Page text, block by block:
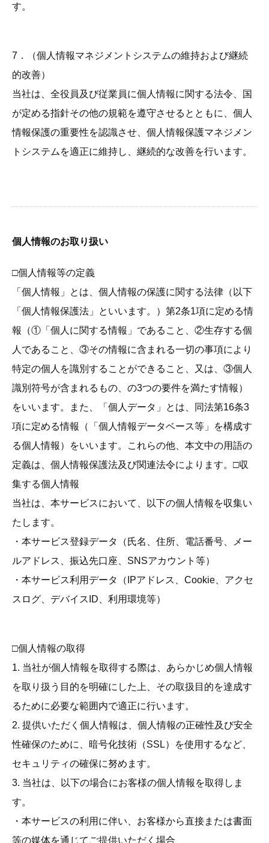
す。
7．（個人情報マネジメントシステムの維持および継続
的改善）
当社は、全役員及び従業員に個人情報に関する法令、国
が定める指針その他の規範を遵守させるとともに、個人
情報保護の重要性を認識させ、個人情報保護マネジメン
トシステムを適正に維持し、継続的な改善を行います。
個人情報のお取り扱い
□個人情報等の定義
「個人情報」とは、個人情報の保護に関する法律（以下
「個人情報保護法」といいます。）第2条1項に定める情
報（①「個人に関する情報」であること、②生存する個
人であること、③その情報に含まれる一切の事項により
特定の個人を識別することができること、又は、③個人
識別符号が含まれるもの、の3つの要件を満たす情報）
をいいます。また、「個人データ」とは、同法第16条3
項に定める情報（「個人情報データベース等」を構成す
る個人情報）をいいます。これらの他、本文中の用語の
定義は、個人情報保護法及び関連法令によります。□収
集する個人情報
当社は、本サービスにおいて、以下の個人情報を収集い
たします。
・本サービス登録データ（氏名、住所、電話番号、メー
ルアドレス、振込先口座、SNSアカウント等）
・本サービス利用データ（IPアドレス、Cookie、アクセ
スログ、デバイスID、利用環境等）
□個人情報の取得
1. 当社が個人情報を取得する際は、あらかじめ個人情報
を取り扱う目的を明確にした上、その取扱目的を達成す
るために必要な範囲内で適正に行います。
2. 提供いただく個人情報は、個人情報の正確性及び安全
性確保のために、暗号化技術（SSL）を使用するなど、
セキュリティの確保に努めます。
3. 当社は、以下の場合にお客様の個人情報を取得しま
す。
・本サービスの利用に伴い、お客様から直接または書面
等の媒体を通じてご提供いただく場合